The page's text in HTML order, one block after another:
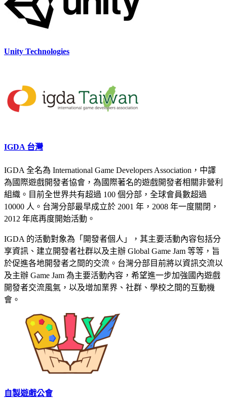
Unity Technologies
IGDA 台灣
IGDA 全名為 International Game Developers Association，中譯
為國際遊戲開發者協會，為國際著名的遊戲開發者相關非營利
組織。目前全世界共有超過 100 個分部，全球會員數超過
10000 人。台灣分部最早成立於 2001 年，2008 年一度關閉，
2012 年底再度開始活動。
IGDA 的活動對象為「開發者個人」，其主要活動內容包括分
享資訊、建立開發者社群以及主辦 Global Game Jam 等等，旨
於促進各地開發者之間的交流。台灣分部目前將以資訊交流以
及主辦 Game Jam 為主要活動內容，希望進一步加強國內遊戲
開發者交流風氣，以及增加業界、社群、學校之間的互動機
會。
自製遊戲公會